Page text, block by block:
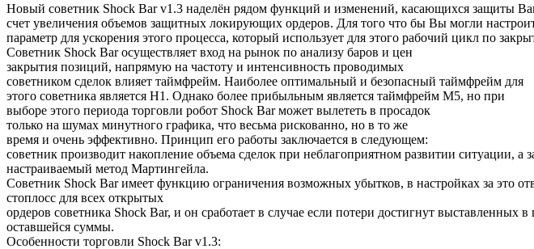
Новый советник Shock Bar v1.3 наделён рядом функций и изменений, касающихся защиты
счет увеличения объемов защитных локирующих ордеров. Для того что бы Вы могли
параметр для ускорения этого процесса, который использует для этого рабочий цикл по
Советник Shock Bar осуществляет вход на рынок по анализу баров и цен
закрытия позиций, напрямую на частоту и интенсивность проводимых
советником сделок влияет таймфрейм. Наиболее оптимальный и безопасный таймфрейм для
этого советника является H1. Однако более прибыльным является таймфрейм M5, но при
выборе этого периода торговли робот Shock Bar может вылететь в просадок
только на шумах минутного графика, что весьма рискованно, но в то же
время и очень эффективно. Принцип его работы заключается в следующем:
советник производит накопление объема сделок при неблагоприятном развитии
настраиваемый метод Мартингейла.
Советник Shock Bar имеет функцию ограничения возможных убытков, в настройках за это
стоплосс для всех открытых
ордеров советника Shock Bar, и он сработает в случае если потери достигнут
оставшейся суммы.
Особенности торговли Shock Bar v1.3: